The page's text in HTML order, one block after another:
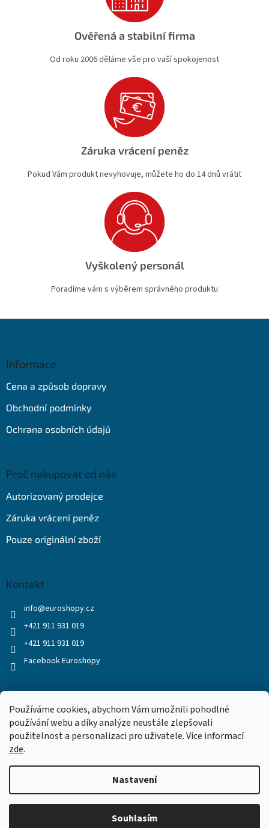
Používáme cookies, abychom Vám umožnili pohodlné
používání webu a díky analýze neustále zlepšovali
použitelnost a personalizaci pro uživatele. Více informací
zde.
Nastavení
Souhlasím
Ověřená a stabilní firma
Od roku 2006 děláme vše pro vaší spokojenost
Záruka vrácení peněz
Pokud Vám produkt nevyhovuje, můžete ho do 14 dnů vrátit
Vyškolený personál
Poradíme vám s výběrem správného produktu
Informace
Cena a způsob dopravy
Obchodní podmínky
Ochrana osobních údajů
Proč nakupovat od nás
Autorizovaný prodejce
Záruka vrácení peněz
Pouze originální zboží
Kontakt
info@euroshopy.cz
+421 911 931 019
+421 911 931 019
Facebook Euroshopy
Vytvořil Shoptet
Euroshopy. Všechna práva vyhrazena.